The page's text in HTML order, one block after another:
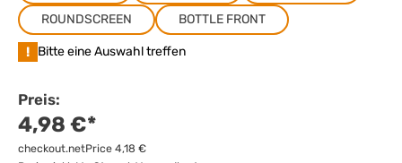
ROUNDSCREEN
BOTTLE FRONT
! Bitte eine Auswahl treffen
Preis:
4,98 €*
checkout.netPrice 4,18 €